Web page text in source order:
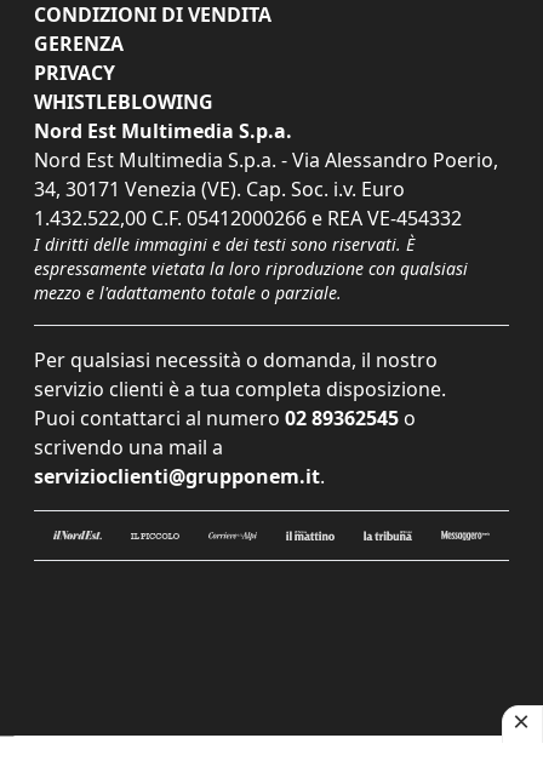
CONDIZIONI DI VENDITA
GERENZA
PRIVACY
WHISTLEBLOWING
Nord Est Multimedia S.p.a.
Nord Est Multimedia S.p.a. - Via Alessandro Poerio,
34, 30171 Venezia (VE). Cap. Soc. i.v. Euro
1.432.522,00 C.F. 05412000266 e REA VE-454332
I diritti delle immagini e dei testi sono riservati. È
espressamente vietata la loro riproduzione con qualsiasi
mezzo e l'adattamento totale o parziale.
Per qualsiasi necessità o domanda, il nostro
servizio clienti è a tua completa disposizione.
Puoi contattarci al numero 02 89362545 o
scrivendo una mail a
servizioclienti@grupponem.it.